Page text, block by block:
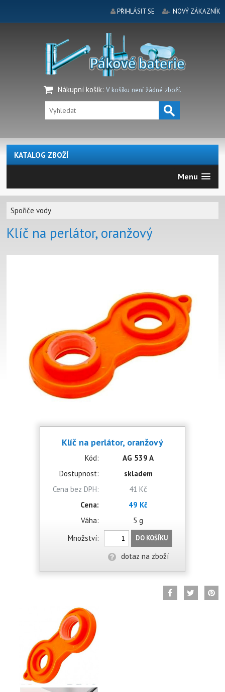
PŘIHLÁSIT SE NOVÝ ZÁKAZNÍK
Nákupní košík: V košíku není žádné zboží.
KATALOG ZBOŽÍ
Menu
Spořiče vody
Klíč na perlátor, oranžový
Klíč na perlátor, oranžový
Kód:
AG 539 A
Dostupnost:
skladem
Cena bez DPH:
41 Kč
Cena:
49 Kč
Váha:
5 g
Množství:
DO KOŠÍKU
dotaz na zboží